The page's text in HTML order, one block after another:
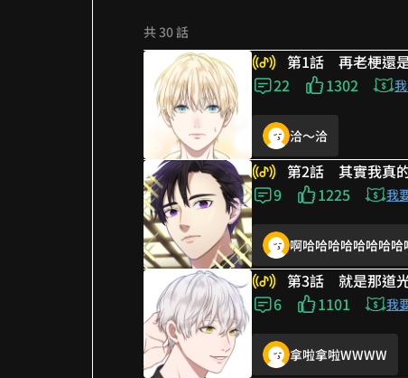
共 30 話
第1話 再老梗還
22 1302
好笑！
洽～洽
沒想到會在bl看到爆
喀稱超好笑🤣
第2話 其實我真
9 1225 我
啊哈哈哈哈哈哈哈哈
要命 好瘋 好愛
不想被套路 但已套路
第3話 就是那道
6 1101 我
拿啦拿啦WWWW